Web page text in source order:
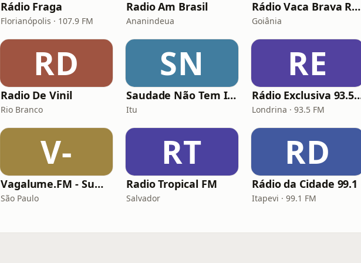
Rádio Fraga
Florianópolis · 107.9 FM
Radio Am Brasil
Ananindeua
Rádio Vaca Brava Rock
Goiânia
RD
Radio De Vinil
Rio Branco
SN
Saudade Não Tem Idade
Itu
RE
Rádio
Londrina · 93.5 FM
V-
Vagalume.FM - Summer
São Paulo
RT
Radio Tropical FM
Salvador
RD
Rádio da Cidade 99.1
Itapevi · 99.1 FM